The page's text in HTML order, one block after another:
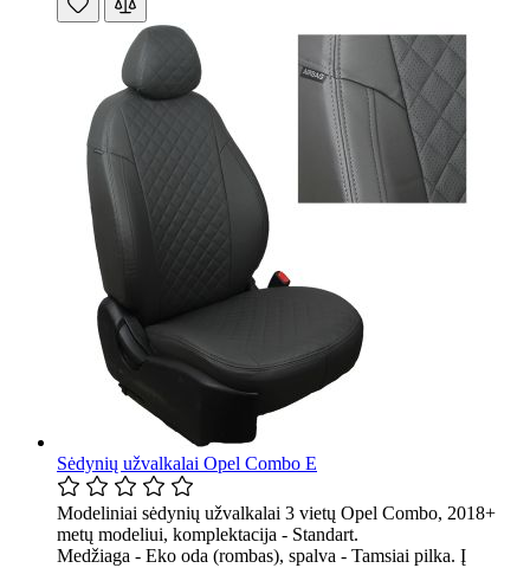
Sėdynių užvalkalai Opel Combo E
Modeliniai sėdynių užvalkalai 3 vietų Opel Combo, 2018+
metų modeliui, komplektacija - Standart.
Medžiaga - Eko oda (rombas), spalva - Tamsiai pilka. Į